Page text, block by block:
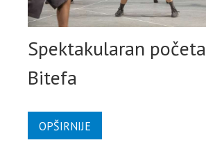
Spektakularan
Bitefa
OPŠIRNIJE